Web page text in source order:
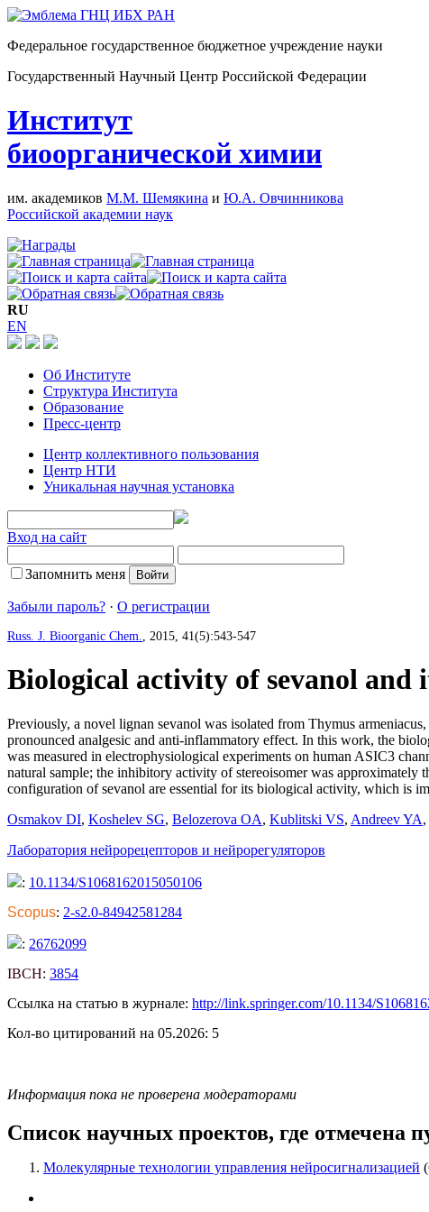
Федеральное государственное бюджетное учреждение науки
Государственный Научный Центр Российской Федерации
Институт
биоорганической химии
им. академиков М.М. Шемякина и Ю.А. Овчинникова
Российской академии наук
RU
EN
Об Институте
Структура Института
Образование
Пресс-центр
Центр коллективного пользования
Центр НТИ
Уникальная научная установка
Вход на сайт
Запомнить меня
Забыли пароль? · О регистрации
Russ. J. Bioorganic Chem. , 2015, 41(5):543-547
Biological activity of sevanol and
Previously, a novel lignan sevanol was isolated from Thymus
pronounced analgesic and anti-inflammatory effect. In this work, the
was measured in electrophysiological experiments on human ASIC3
natural sample; the inhibitory activity of stereoisomer was approximately
configuration of sevanol are essential for its biological activity, which is
Osmakov DI, Koshelev SG, Belozerova OA, Kublitski VS, Andreev YA,
Лаборатория нейрорецепторов и нейрорегуляторов
: 10.1134/S1068162015050106
Scopus: 2-s2.0-84942581284
: 26762099
IBCH: 3854
Ссылка на статью в журнале: http://link.springer.com/10.1134/
Кол-во цитирований на 05.2026: 5
Информация пока не проверена модераторами
Список научных проектов, где отмечена
Молекулярные технологии управления нейросигнализацией